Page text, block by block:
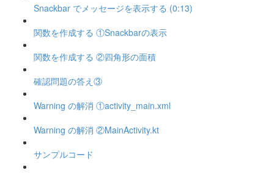
Snackbar でメッセージを表示する (0:13)
関数を作成する ①Snackbarの表示
関数を作成する ②四角形の面積
確認問題の答え③
Warning の解消 ①activity_main.xml
Warning の解消 ②MainActivity.kt
サンプルコード